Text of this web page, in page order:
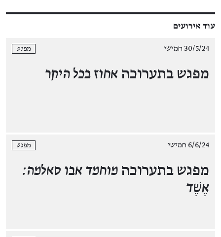
עוד אירועים
30/5/24 חמישי מפגש
מפגש בתערוכה אחוז בכל היקר
6/6/24 חמישי מפגש
מפגש בתערוכה מוחמד אבו סאלמה:
אֶשֶׁד